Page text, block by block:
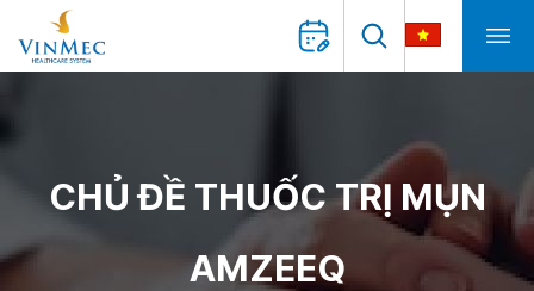
CHỦ ĐỀ THUỐC TRỊ MỤN
AMZEEQ